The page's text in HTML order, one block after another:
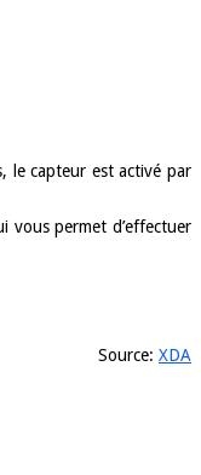
le capteur est activé par
vous permet d’effectuer
Source: XDA